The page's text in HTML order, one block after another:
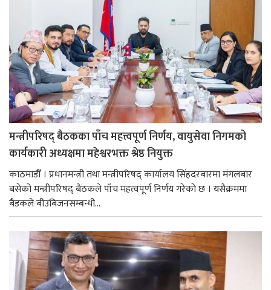
मन्त्रीपरिषद् बैठकका पाँच महत्त्वपूर्ण निर्णय, वायुसेवा निगमको
कार्यकारी अध्यक्षमा महेश्वरभक्त श्रेष्ठ नियुक्त
काठमाडौँ । प्रधानमन्त्री तथा मन्त्रीपरिषद् कार्यालय सिंहदरबारमा मंगलबार
बसेको मन्त्रीपरिषद् बैठकले पाँच महत्वपूर्ण निर्णय गरेको छ । यसैक्रममा
बैडकले बीउबिजनसम्बन्धी...